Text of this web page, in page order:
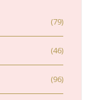
(79)
(46)
(96)